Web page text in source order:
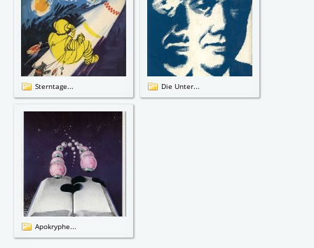
Sterntage... Die Unter...
Apokryphe...